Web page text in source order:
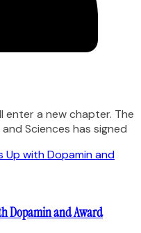
enter a new chapter. The
Sciences has signed
Dopamin and Award